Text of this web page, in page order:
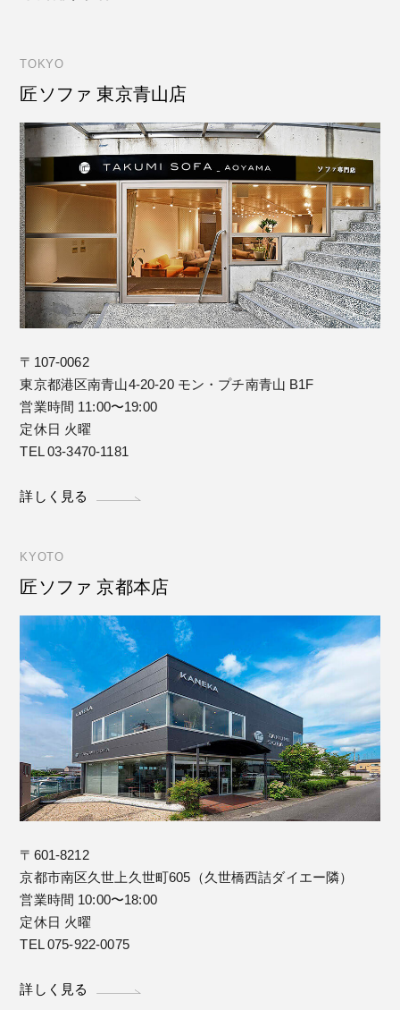
TOKYO
匠ソファ 東京青山店
〒107-0062
東京都港区南青山4-20-20 モン・プチ南青山 B1F
営業時間 11:00〜19:00
定休日 火曜
TEL 03-3470-1181
詳しく見る
KYOTO
匠ソファ 京都本店
〒601-8212
京都市南区久世上久世町605（久世橋西詰ダイエー隣）
営業時間 10:00〜18:00
定休日 火曜
TEL 075-922-0075
詳しく見る